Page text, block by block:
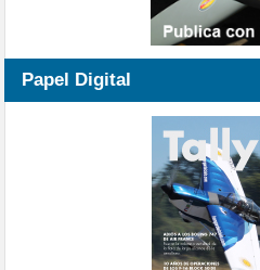
Papel Digital